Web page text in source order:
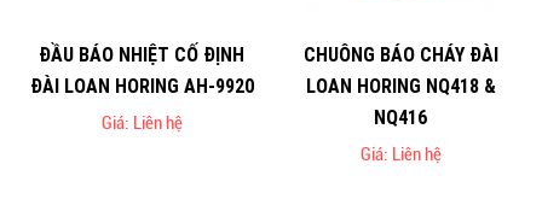
ĐẦU BÁO NHIỆT CỐ ĐỊNH
ĐÀI LOAN HORING AH-9920
Giá: Liên hệ
CHUÔNG BÁO CHÁY ĐÀI
LOAN HORING NQ418 &
NQ416
Giá: Liên hệ